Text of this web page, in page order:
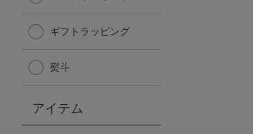
日傘
保冷バッグ
ギフトラッピング
熨斗
アイテム